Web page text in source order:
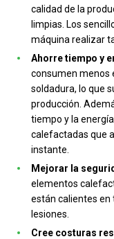
calidad de la
limpias. Los
máquina realizar
Ahorre tiempo y
consumen menos
soldadura, lo que
producción.
tiempo y la
calefactadas que
instante.
Mejorar la
elementos
están calientes en
lesiones.
Cree costuras